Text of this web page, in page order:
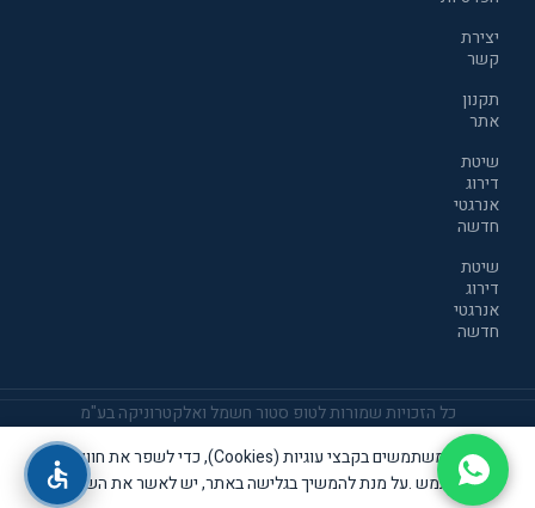
יצירת
קשר
תקנון
אתר
שיטת
דירוג
אנרגטי
חדשה
שיטת
דירוג
אנרגטי
חדשה
כל הזכויות שמורות לטופ סטור חשמל ואלקטרוניקה בע"מ
אנו משתמשים בקבצי עוגיות (Cookies), כדי לשפר את חוויית
המשתמש .על מנת להמשיך בגלישה באתר, יש לאשר את השימוש
אתר זה שומר שבת קודש
THIS SITE OBSERVES THE SHABBAT